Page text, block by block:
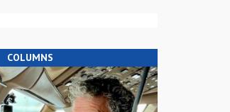
COLUMNS